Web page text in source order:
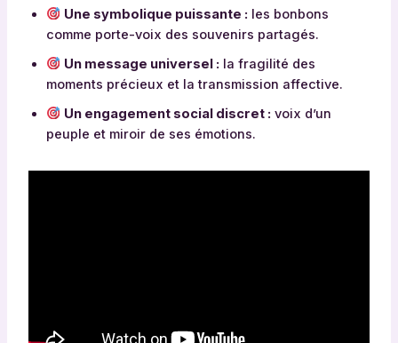
Une symbolique puissante : les bonbons
comme porte-voix des souvenirs partagés.
Un message universel : la fragilité des
moments précieux et la transmission affective.
Un engagement social discret : voix d’un
peuple et miroir de ses émotions.